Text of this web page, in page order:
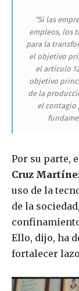
“Si las
empleos, los
para la
el objetivo
el artículo
objetivo
de la
el contagio
Por su parte,
Cruz
uso de la
de la
Ello, dijo, ha
fortalecer